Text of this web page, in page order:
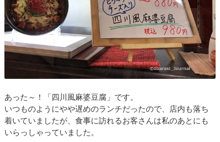
あった～！「四川風麻婆豆腐」です。
いつものようにやや遅めのランチだったので、店内も落ち
着いていましたが、食事に訪れるお客さんは私のあとにも
いらっしゃっていました。